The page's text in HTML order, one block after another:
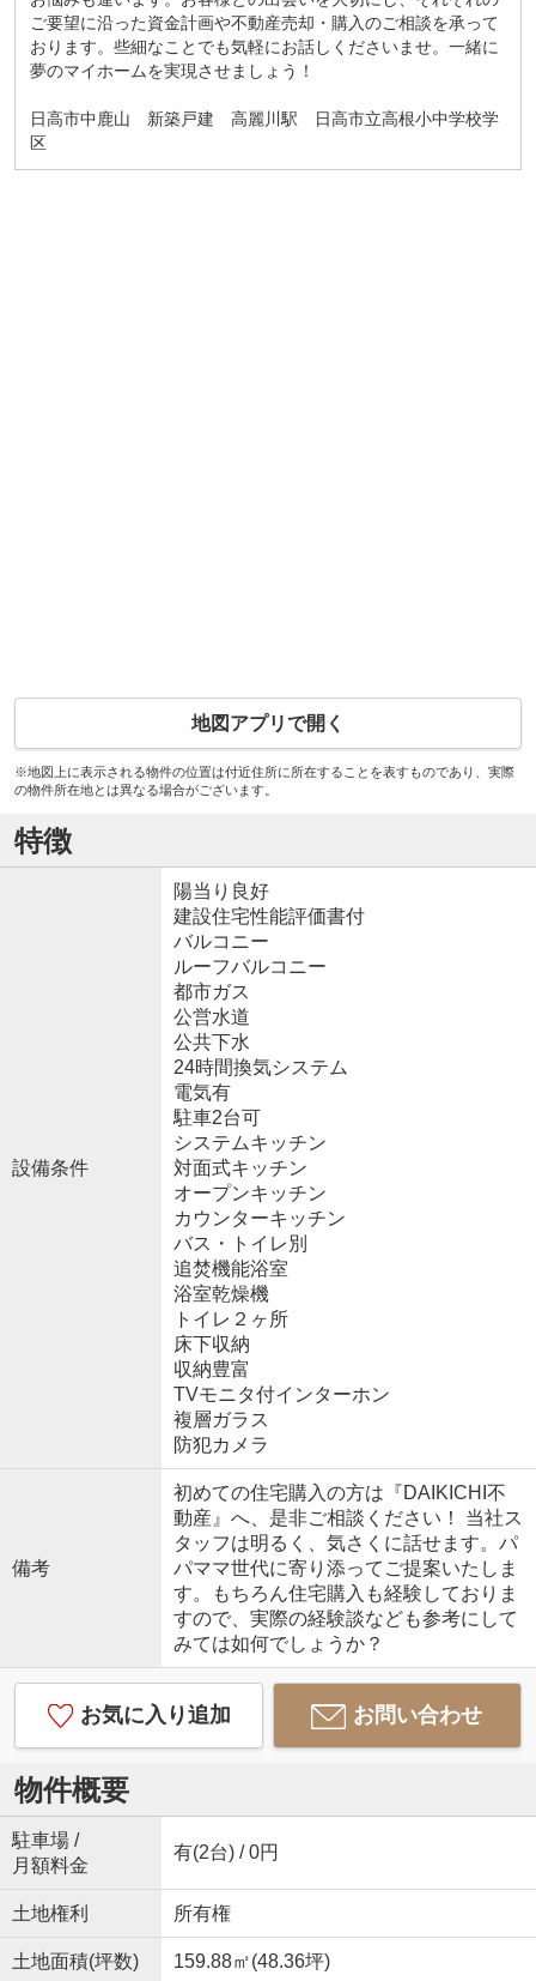
ご要望に沿った資金計画や不動産売却・購入のご相談を承って
おります。些細なことでも気軽にお話しくださいませ。一緒に
夢のマイホームを実現させましょう！
日高市中鹿山 新築戸建 高麗川駅 日高市立高根小中学校学
区
地図アプリで開く
※地図上に表示される物件の位置は付近住所に所在することを表すものであり、実際
の物件所在地とは異なる場合がございます。
特徴
設備条件
陽当り良好
建設住宅性能評価書付
バルコニー
ルーフバルコニー
都市ガス
公営水道
公共下水
24時間換気システム
電気有
駐車2台可
システムキッチン
対面式キッチン
オープンキッチン
カウンターキッチン
バス・トイレ別
追焚機能浴室
浴室乾燥機
トイレ２ヶ所
床下収納
収納豊富
TVモニタ付インターホン
複層ガラス
防犯カメラ
備考
初めての住宅購入の方は『DAIKICHI不
動産』へ、是非ご相談ください！ 当社ス
タッフは明るく、気さくに話せます。パ
パママ世代に寄り添ってご提案いたしま
す。もちろん住宅購入も経験しておりま
すので、実際の経験談なども参考にして
みては如何でしょうか？
お気に入り追加 お問い合わせ
物件概要
駐車場 /
月額料金
有(2台) / 0円
土地権利 所有権
土地面積(坪数) 159.88㎡(48.36坪)